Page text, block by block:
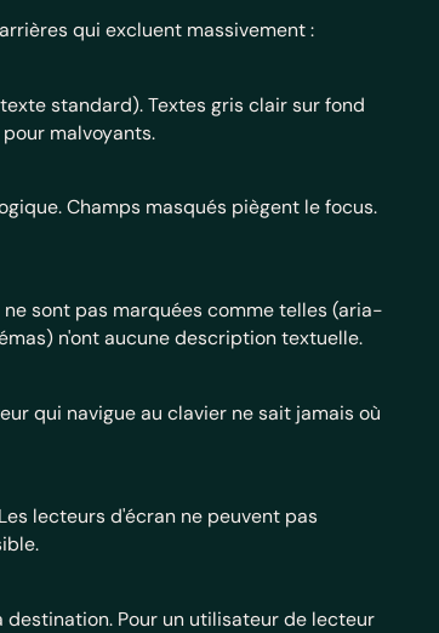
qui excluent massivement :
standard). Textes gris clair sur fond
malvoyants.
Champs masqués piègent le focus.
sont pas marquées comme telles (aria-
n'ont aucune description textuelle.
qui navigue au clavier ne sait jamais où
lecteurs d'écran ne peuvent pas
destination. Pour un utilisateur de lecteur